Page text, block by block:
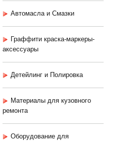
Автомасла и Смазки
Граффити краска-маркеры-
аксессуары
Детейлинг и Полировка
Материалы для кузовного
ремонта
Оборудование для